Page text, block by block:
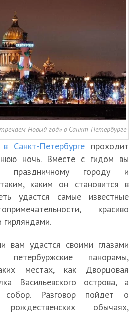
Новый год» в Санкт-Петербурге
Санкт-Петербургепроходит
ночь. Вместе с гидом вы
праздничному городу и
каким он становится в
удастся самые известные
красиво
гирляндами.
вам удастся своими глазами
петербуржские панорамы,
местах, как Дворцовая
Васильевского острова, а
собор. Разговор пойдет о
обычаях,